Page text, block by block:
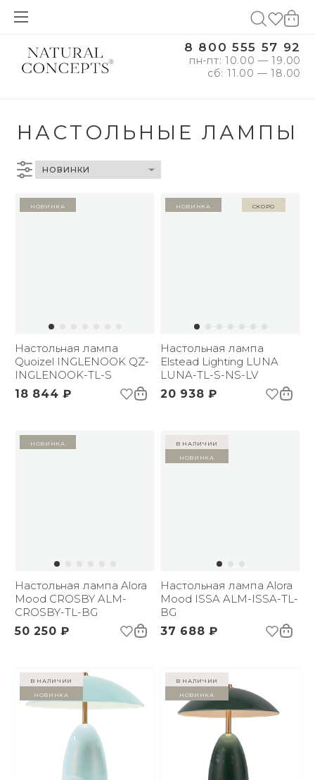
8 800 555 57 92
пн-пт: 10.00 — 19.00
сб: 11.00 — 18.00
НАСТОЛЬНЫЕ ЛАМПЫ
Новинка
Настольная лампа
Quoizel INGLENOOK QZ-
INGLENOOK-TL-S
18 844 ₽
Новинка Скоро
Настольная лампа
Elstead Lighting LUNA
LUNA-TL-S-NS-LV
20 938 ₽
Новинка
Настольная лампа Alora
Mood CROSBY ALM-
CROSBY-TL-BG
50 250 ₽
в наличии
Новинка
Настольная лампа Alora
Mood ISSA ALM-ISSA-TL-
BG
37 688 ₽
в наличии
Новинка
в наличии
Новинка